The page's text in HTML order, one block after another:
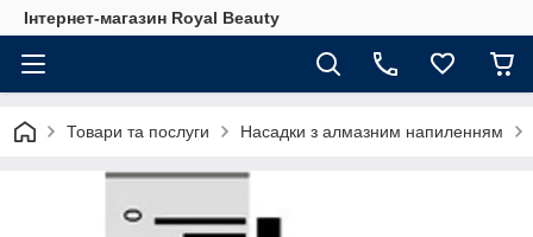
Інтернет-магазин Royal Beauty
Товари та послуги Насадки з алмазним напиленням